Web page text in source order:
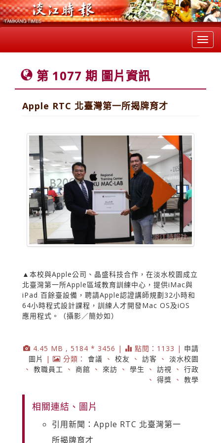
第 1077 期 圖片資訊
Apple RTC 北臺灣第一所揭牌育才
▲本校與Apple公司、晶盛科技合作，在淡水校園成立
北臺灣第一所Apple區域教育訓練中心，提供iMac與
iPad 百餘臺設備，聘請Apple認證講師規劃32小時和
64小時程式設計課程，訓練人才開發Mac OS及iOS
應用程式。（攝影／簡妙如）
4.45 MB , 5184 * 3456 | 點閱：1133 | 申請
圖片
| 分類： 會議 、 校友 、 訪客 、 淡水校園
、 教職員工 、 商館 、 來訪 、 學生 、 訪視 、 行政
、 得獎 、 教學
相關連結、圖片
引用新聞：Apple RTC 北臺灣第一
所揭牌育才